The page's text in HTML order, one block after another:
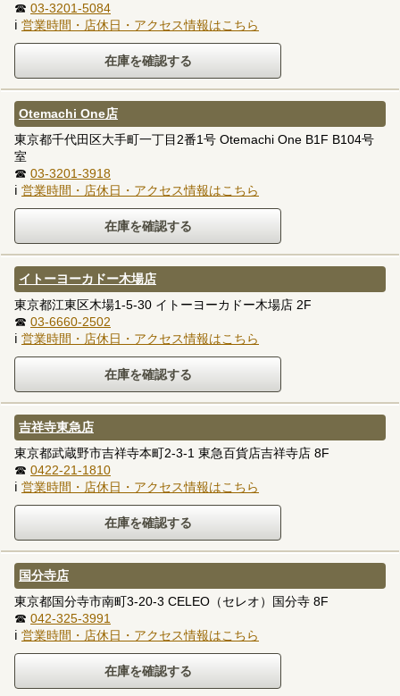
☎ 03-3201-5084
ℹ 営業時間・店休日・アクセス情報はこちら
Otemachi One店
東京都千代田区大手町一丁目2番1号 Otemachi One B1F B104号
室
☎ 03-3201-3918
ℹ 営業時間・店休日・アクセス情報はこちら
イトーヨーカドー木場店
東京都江東区木場1-5-30 イトーヨーカドー木場店 2F
☎ 03-6660-2502
ℹ 営業時間・店休日・アクセス情報はこちら
吉祥寺東急店
東京都武蔵野市吉祥寺本町2-3-1 東急百貨店吉祥寺店 8F
☎ 0422-21-1810
ℹ 営業時間・店休日・アクセス情報はこちら
国分寺店
東京都国分寺市南町3-20-3 CELEO（セレオ）国分寺 8F
☎ 042-325-3991
ℹ 営業時間・店休日・アクセス情報はこちら